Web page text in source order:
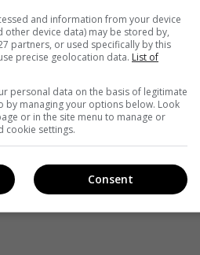
and information from your device
other device data) may be stored by,
partners, or used specifically by this
precise geolocation data. List of
personal data on the basis of legitimate
by managing your options below. Look
or in the site menu to manage or
cookie settings.
Consent